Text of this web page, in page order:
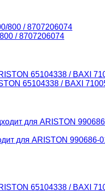
/ 8707206074
65104338 / BAXI
для ARISTON